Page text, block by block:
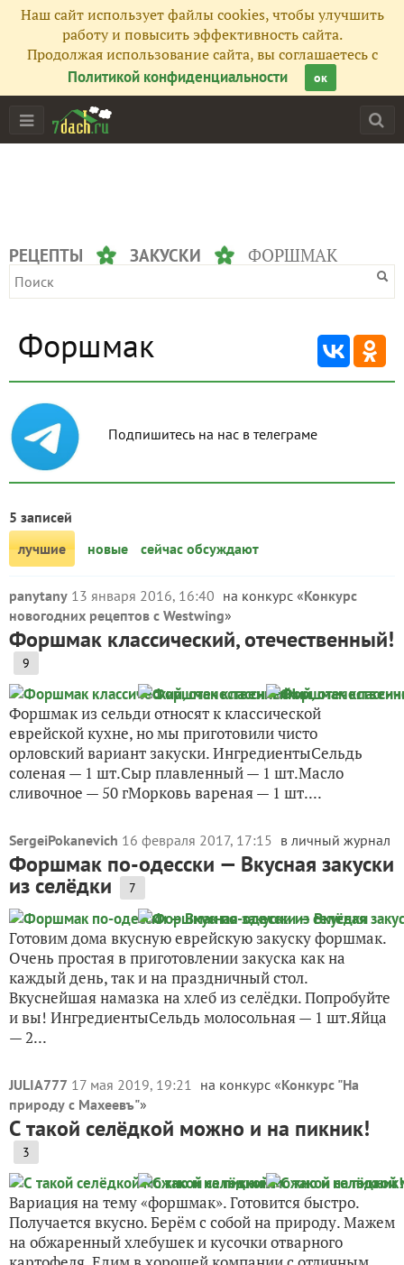
Наш сайт использует файлы cookies, чтобы улучшить
работу и повысить эффективность сайта.
Продолжая использование сайта, вы соглашаетесь с
Политикой конфиденциальности
ок
РЕЦЕПТЫ ЗАКУСКИ ФОРШМАК
Форшмак
Подпишитесь на нас в телеграме
5 записей
лучшие
новые сейчас обсуждают
panytany 13 января 2016, 16:40 на конкурс «Конкурс
новогодних рецептов с Westwing»
Форшмак классический, отечественный!
9
Форшмак из сельди относят к классической
еврейской кухне, но мы приготовили чисто
орловский вариант закуски. ИнгредиентыСельдь
соленая — 1 шт.Сыр плавленный — 1 шт.Масло
сливочное — 50 гМорковь вареная — 1 шт....
SergeiPokanevich 16 февраля 2017, 17:15 в личный журнал
Форшмак по-одесски — Вкусная закуски
из селёдки 7
Готовим дома вкусную еврейскую закуску форшмак.
Очень простая в приготовлении закуска как на
каждый день, так и на праздничный стол.
Вкуснейшая намазка на хлеб из селёдки. Попробуйте
и вы! ИнгредиентыСельдь молосольная — 1 шт.Яйца
— 2...
JULIA777 17 мая 2019, 19:21 на конкурс «Конкурс "На
природу с Махеевъ"»
С такой селёдкой можно и на пикник!
3
Вариация на тему «форшмак». Готовится быстро.
Получается вкусно. Берём с собой на природу. Мажем
на обжаренный хлебушек и кусочки отварного